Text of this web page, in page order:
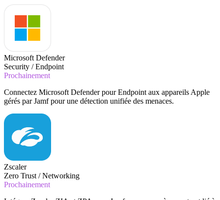
Microsoft Defender
Security / Endpoint
Prochainement
Connectez Microsoft Defender pour Endpoint aux appareils Apple
gérés par Jamf pour une détection unifiée des menaces.
Zscaler
Zero Trust / Networking
Prochainement